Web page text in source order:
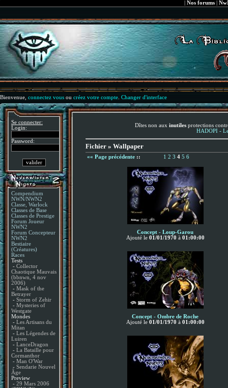
Nos forums|
Bienvenue, connectez vous ou créez votre compte Changer d'interface
Se connecter:
Login:
Password:
Compendium
NWN/NWN2
Classe, Warlock
Classes de Base
Classes de Prestige
Forum Joueur
NWN2
Forum Concepteur
NWN2
Bestiaire
(Créatures)
Races
Tests
- Collector
Chaotique Mauvais
(bbnwn, 4 nov
2006)
- Mask of the
Betrayer
- Storm of Zehir
- Mysteries of
Westgate
Mondes
- Les Artisans du
Mitan
- Les Légendes de
Luiren
- LanceDragon
- La Bataille pour
Cormanthor
- Man O'War
- Sendarie Nouvel
Âge
Preview
- 29 Mars 2006
Dîtes non aux inutiles protections
HADOPI -
Fichier » Wallpaper
«« Page précédente :: 1 2 3 4 5 6
Concept - Loup-Garou
Ajouté le 01/01/1970 à 01:00:00
Concept - Ombre de Roche
Ajouté le 01/01/1970 à 01:00:00